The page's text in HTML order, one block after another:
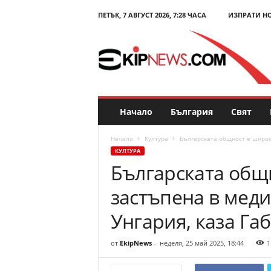
ПЕТЪК, 7 АВГУСТ 2026, 7:28 ЧАСА ИЗПРАТИ
E
p
N
и
Начало България Свят
Начало Култура Българската общност е
КУЛТУРА
Българската
застъпена в
Унгария, каза
от EkipNews- неделя, 25 май 2025, 18:44